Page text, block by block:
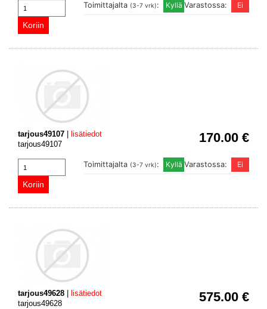
Varastossa:
Toimittajalta (3-7 vrk):
170.00 €
tarjous49107
lisätiedot
tarjous49107
Varastossa:
Toimittajalta (3-7 vrk):
575.00 €
tarjous49628
lisätiedot
tarjous49628